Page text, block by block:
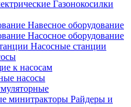
Газонокосилки
Навесное оборудование
Насосное оборудование
Насосные станции
к насосам
насосы
Райдеры и